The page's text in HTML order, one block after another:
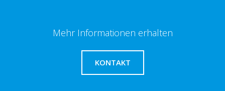
Mehr Informationen erhalten
KONTAKT